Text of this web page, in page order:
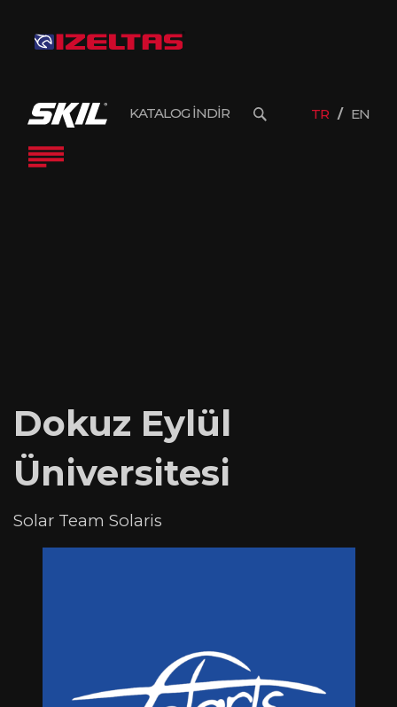
KATALOG İNDİR TR EN
Dokuz Eylül
Üniversitesi
Solar Team Solaris